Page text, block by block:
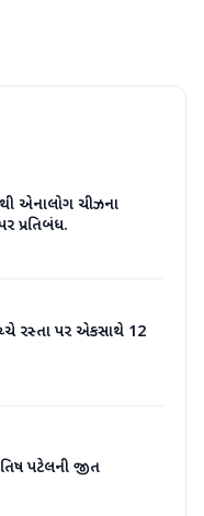
એનાલોગ ચીઝના
પ્રતિબંધ.
રસ્તા પર એકસાથે 12
પટેલની જીત